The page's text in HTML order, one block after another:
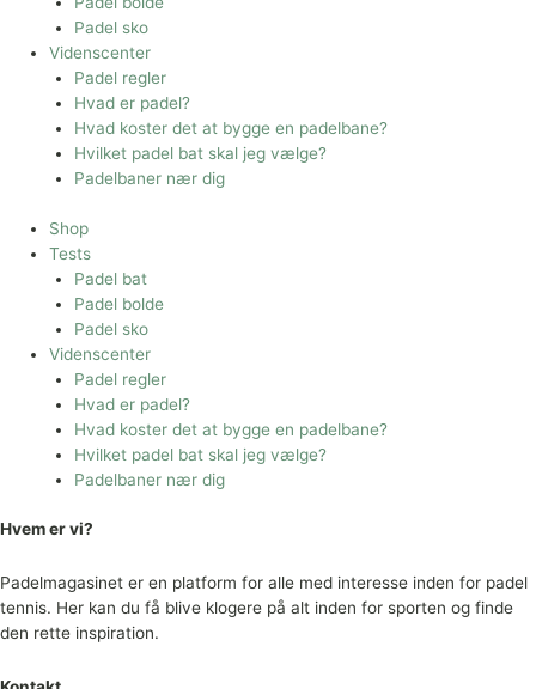
Padel sko
Videnscenter
Padel regler
Hvad er padel?
Hvad koster det at bygge en padelbane?
Hvilket padel bat skal jeg vælge?
Padelbaner nær dig
Shop
Tests
Padel bat
Padel bolde
Padel sko
Videnscenter
Padel regler
Hvad er padel?
Hvad koster det at bygge en padelbane?
Hvilket padel bat skal jeg vælge?
Padelbaner nær dig
Hvem er vi?
Padelmagasinet er en platform for alle med interesse inden for padel
tennis. Her kan du få blive klogere på alt inden for sporten og finde
den rette inspiration.